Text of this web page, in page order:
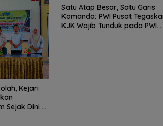
Kejari
Sejak Dini di
Satu Atap Besar, Satu Garis
Komando: PWI Pusat
KJK Wajib Tunduk pada PWI
Satu Atap Besar, Satu
Garis Komando: PWI
Pusat Tegaskan KJK
Wajib Tunduk pada
PWI Kepri
BP Batam
Penertiban